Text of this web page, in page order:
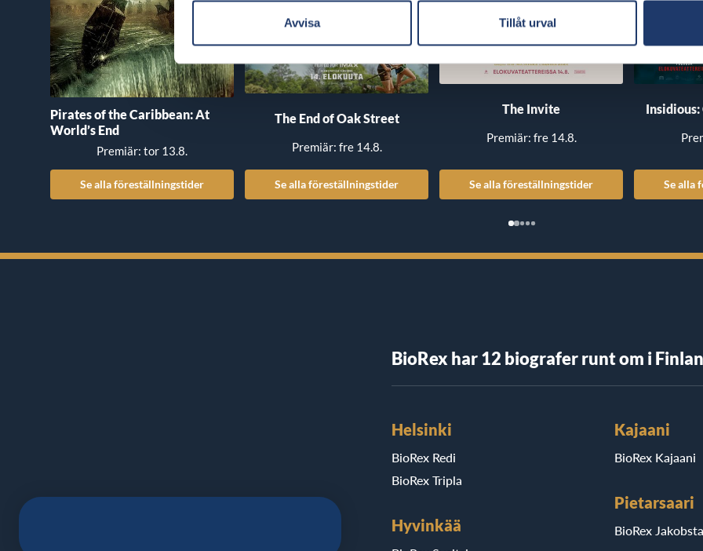
Avvisa Tillåt urval
Pirates of the Caribbean: At
World’s End
Premiär: tor 13.8.
Se alla föreställningstider
The End of Oak Street
Premiär: fre 14.8.
Se alla föreställningstider
The Invite
Premiär: fre 14.8.
Se alla föreställningstider Se alla
BioRex har 12 biografer runt om i
Helsinki
BioRex Redi
BioRex Tripla
Hyvinkää
Kajaani
BioRex Kajaani
Pietarsaari
BioRex